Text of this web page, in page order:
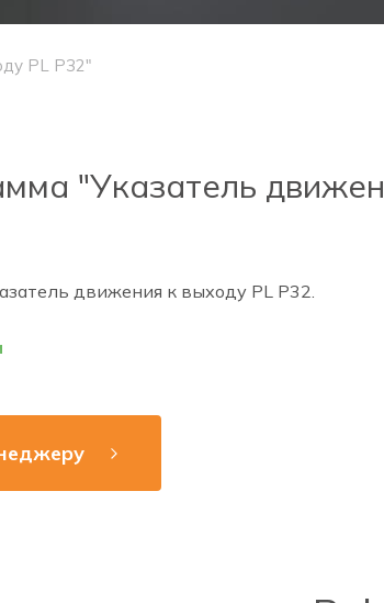
PL Р32"
"Указатель
движения к выходу PL Р32.